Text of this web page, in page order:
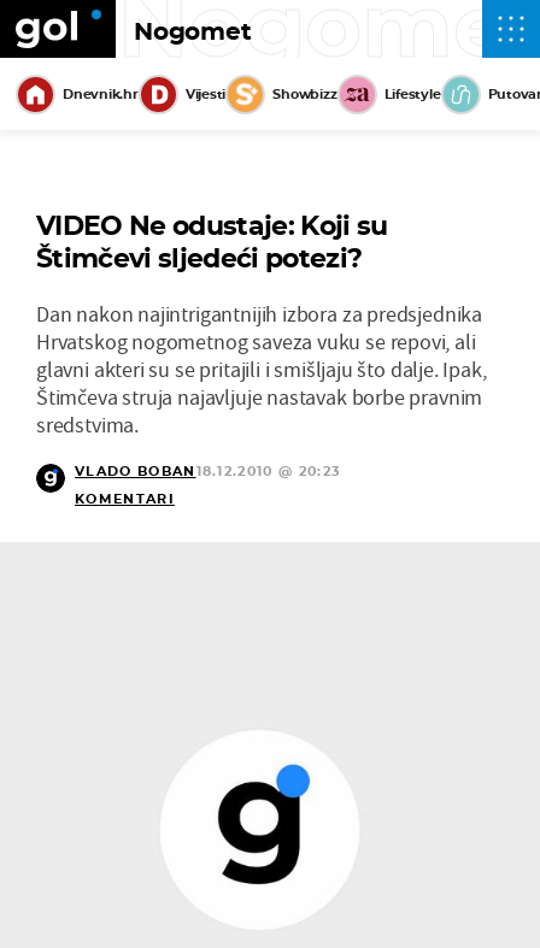
Nogomet
Dnevnik.hr Vijesti Showbizz Lifestyle
VIDEO Ne odustaje: Koji su
Štimčevi sljedeći potezi?
Dan nakon najintrigantnijih izbora za predsjednika
Hrvatskog nogometnog saveza vuku se repovi, ali
glavni akteri su se pritajili i smišljaju što dalje. Ipak,
Štimčeva struja najavljuje nastavak borbe pravnim
sredstvima.
VLADO BOBAN 18.12.2010 @ 20:23
KOMENTARI